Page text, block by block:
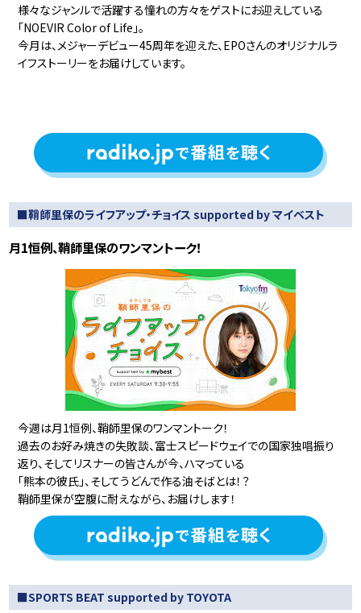
様々なジャンルで活躍する憧れの方々をゲストにお迎えしている
「NOEVIR Color of Life」。
今月は、メジャーデビュー45周年を迎えた、EPOさんのオリジナルラ
イフストーリーをお届けしています。
■鞘師里保のライフアップ・チョイス supported by マイベスト
月1恒例、鞘師里保のワンマントーク！
今週は月1恒例、鞘師里保のワンマントーク！
過去のお好み焼きの失敗談、富士スピードウェイでの国家独唱振り
返り、そしてリスナーの皆さんが今、ハマっている
「熊本の彼氏」、そしてうどんで作る油そばとは！？
鞘師里保が空腹に耐えながら、お届けします！
■SPORTS BEAT supported by TOYOTA